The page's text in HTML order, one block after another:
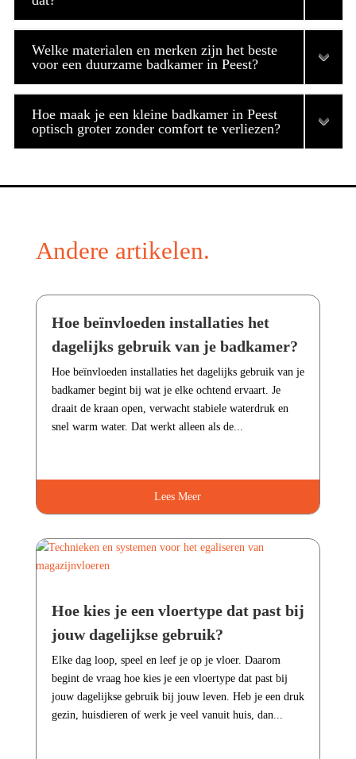
Welke materialen en merken zijn het beste
voor een duurzame badkamer in Peest?
Hoe maak je een kleine badkamer in Peest
optisch groter zonder comfort te verliezen?
Andere artikelen.
Hoe beïnvloeden installaties het
dagelijks gebruik van je badkamer?
Hoe beïnvloeden installaties het dagelijks gebruik van je
badkamer begint bij wat je elke ochtend ervaart.​ Je
draait de kraan open, verwacht stabiele waterdruk en
snel warm water.​ Dat werkt alleen als de...
Lees Meer
Hoe kies je een vloertype dat past bij
jouw dagelijkse gebruik?
Elke dag loop, speel en leef je op je vloer.​ Daarom
begint de vraag hoe kies je een vloertype dat past bij
jouw dagelijkse gebruik bij jouw leven.​ Heb je een druk
gezin, huisdieren of werk je veel vanuit huis, dan...